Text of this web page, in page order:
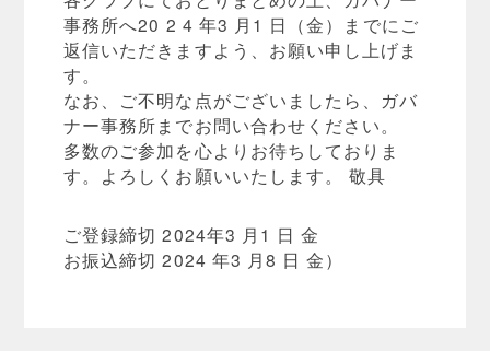
事務所へ20 2 4 年3 月1 日（金）までにご
返信いただきますよう、お願い申し上げま
す。
なお、ご不明な点がございましたら、ガバ
ナー事務所までお問い合わせください。
多数のご参加を心よりお待ちしておりま
す。よろしくお願いいたします。 敬具
ご登録締切 2024年3 月1 日 金
お振込締切 2024 年3 月8 日 金）